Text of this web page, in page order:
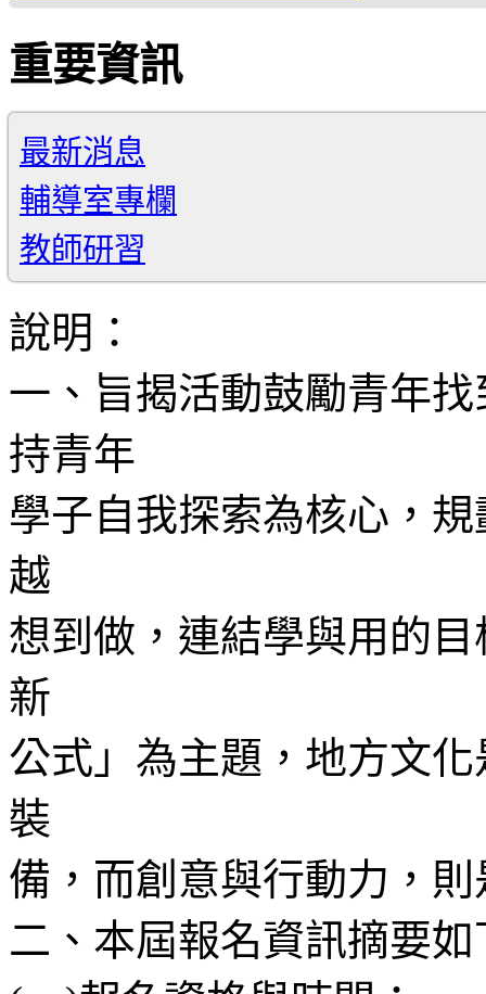
重要資訊
最新消息
輔導室專欄
教師研習
說明：
一、旨揭活動鼓勵青年
持青年
學子自我探索為核心，
越
想到做，連結學與用的
新
公式」為主題，地方文
裝
備，而創意與行動力，
二、本屆報名資訊摘要